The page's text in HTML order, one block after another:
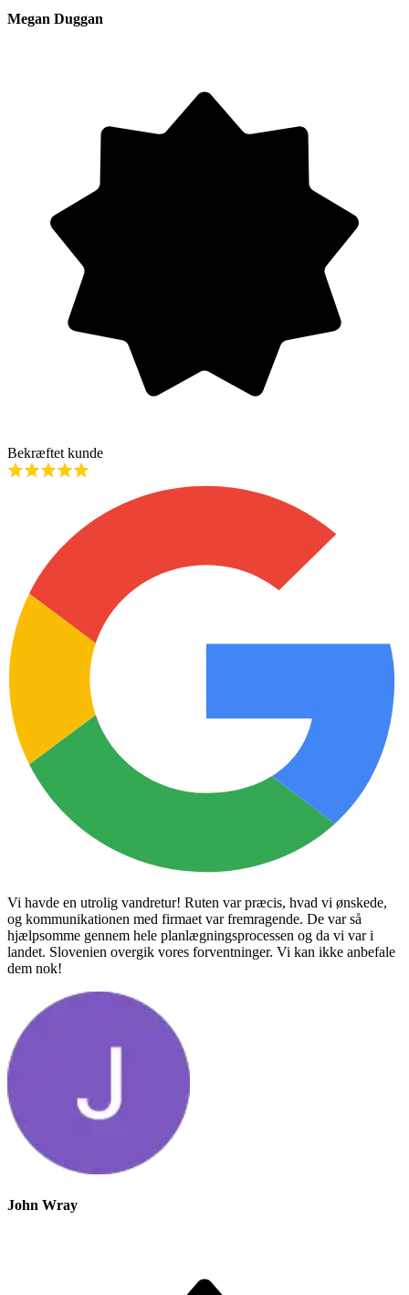
Megan Duggan
Bekræftet kunde
Vi havde en utrolig vandretur! Ruten var præcis, hvad vi ønskede,
og kommunikationen med firmaet var fremragende. De var så
hjælpsomme gennem hele planlægningsprocessen og da vi var i
landet. Slovenien overgik vores forventninger. Vi kan ikke anbefale
dem nok!
John Wray